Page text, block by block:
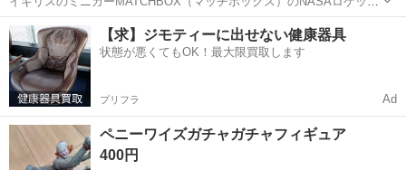
トレーラー（ロケットなし）です。1991年製造 マカオで作られまし
た。 ダイキャスト製ミニカー トレーラーをつなげると全長17cmく
らいです。 ...
千葉 流山市 新松戸駅 ミニカー トレーラー
【求】ジモティーに出せない健康器具
状態が悪くてもOK！最大限買取します
プリフラ Ad
ペニーワイズガチャガチャフィギュア
400円